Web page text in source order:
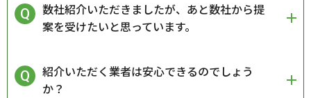
数社紹介いただきましたが、あと数社から提
案を受けたいと思っています。
紹介いただく業者は安心できるのでしょう
か？